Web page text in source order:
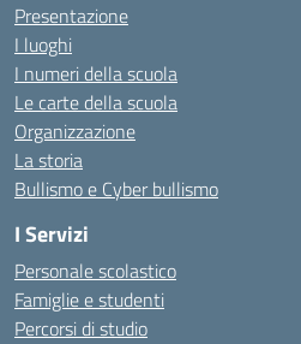
Presentazione
I luoghi
I numeri della scuola
Le carte della scuola
Organizzazione
La storia
Bullismo e Cyber bullismo
I Servizi
Personale scolastico
Famiglie e studenti
Percorsi di studio